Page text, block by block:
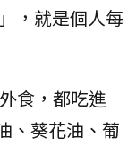
，就是個人每
食，都吃進
、葵花油、葡